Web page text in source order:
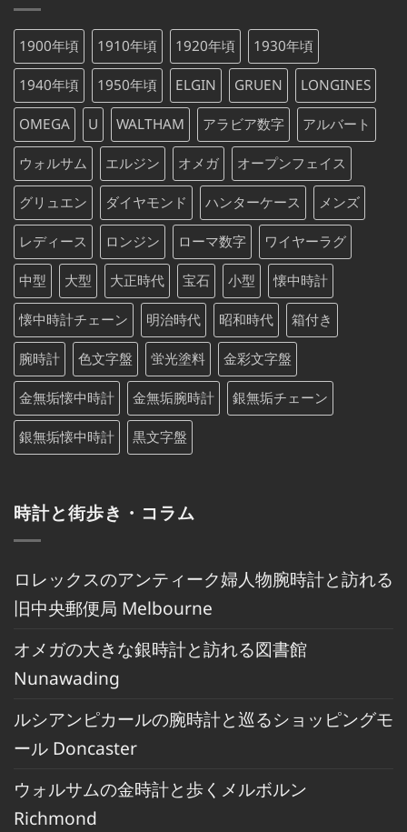
¥75,000
で
た。
は
¥75,000
で
す。
1900年頃 1910年頃 1920年頃 1930年頃
1940年頃 1950年頃 ELGIN GRUEN LONGINES
OMEGA U WALTHAM アラビア数字 アルバート
ウォルサム エルジン オメガ オープンフェイス
グリュエン ダイヤモンド ハンターケース メンズ
レディース ロンジン ローマ数字 ワイヤーラグ
中型 大型 大正時代 宝石 小型 懐中時計
懐中時計チェーン 明治時代 昭和時代 箱付き
腕時計 色文字盤 蛍光塗料 金彩文字盤
金無垢懐中時計 金無垢腕時計 銀無垢チェーン
銀無垢懐中時計 黒文字盤
時計と街歩き・コラム
ロレックスのアンティーク婦人物腕時計と訪れる
旧中央郵便局 Melbourne
オメガの大きな銀時計と訪れる図書館
Nunawading
ルシアンピカールの腕時計と巡るショッピングモ
ール Doncaster
ウォルサムの金時計と歩くメルボルン
Richmond